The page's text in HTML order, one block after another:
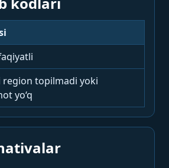
region topilmadi yoki
yo‘q